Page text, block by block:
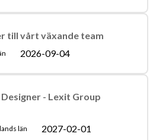
till vårt växande team
2026-09-04
- Lexit Group
län 2027-02-01